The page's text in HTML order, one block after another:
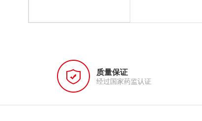
质量保证
经过国家药监认证